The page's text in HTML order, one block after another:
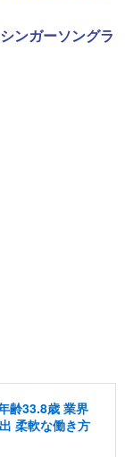
ンガーソングラ
齢33.8歳 業界
柔軟な働き方